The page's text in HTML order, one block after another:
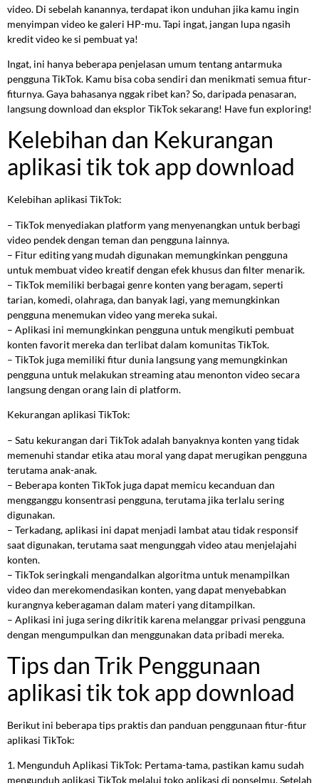
video. Di sebelah kanannya, terdapat ikon unduhan jika kamu ingin
menyimpan video ke galeri HP-mu. Tapi ingat, jangan lupa ngasih
kredit video ke si pembuat ya!
Ingat, ini hanya beberapa penjelasan umum tentang antarmuka
pengguna TikTok. Kamu bisa coba sendiri dan menikmati semua fitur-
fiturnya. Gaya bahasanya nggak ribet kan? So, daripada penasaran,
langsung download dan eksplor TikTok sekarang! Have fun exploring!
Kelebihan dan Kekurangan
aplikasi tik tok app download
Kelebihan aplikasi TikTok:
– TikTok menyediakan platform yang menyenangkan untuk berbagi
video pendek dengan teman dan pengguna lainnya.
– Fitur editing yang mudah digunakan memungkinkan pengguna
untuk membuat video kreatif dengan efek khusus dan filter menarik.
– TikTok memiliki berbagai genre konten yang beragam, seperti
tarian, komedi, olahraga, dan banyak lagi, yang memungkinkan
pengguna menemukan video yang mereka sukai.
– Aplikasi ini memungkinkan pengguna untuk mengikuti pembuat
konten favorit mereka dan terlibat dalam komunitas TikTok.
– TikTok juga memiliki fitur dunia langsung yang memungkinkan
pengguna untuk melakukan streaming atau menonton video secara
langsung dengan orang lain di platform.
Kekurangan aplikasi TikTok:
– Satu kekurangan dari TikTok adalah banyaknya konten yang tidak
memenuhi standar etika atau moral yang dapat merugikan pengguna
terutama anak-anak.
– Beberapa konten TikTok juga dapat memicu kecanduan dan
mengganggu konsentrasi pengguna, terutama jika terlalu sering
digunakan.
– Terkadang, aplikasi ini dapat menjadi lambat atau tidak responsif
saat digunakan, terutama saat mengunggah video atau menjelajahi
konten.
– TikTok seringkali mengandalkan algoritma untuk menampilkan
video dan merekomendasikan konten, yang dapat menyebabkan
kurangnya keberagaman dalam materi yang ditampilkan.
– Aplikasi ini juga sering dikritik karena melanggar privasi pengguna
dengan mengumpulkan dan menggunakan data pribadi mereka.
Tips dan Trik Penggunaan
aplikasi tik tok app download
Berikut ini beberapa tips praktis dan panduan penggunaan fitur-fitur
aplikasi TikTok:
1. Mengunduh Aplikasi TikTok: Pertama-tama, pastikan kamu sudah
mengunduh aplikasi TikTok melalui toko aplikasi di ponselmu. Setelah